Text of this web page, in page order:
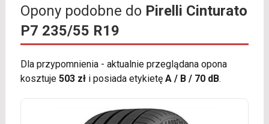
Opony podobne do Pirelli Cinturato
P7 235/55 R19
Dla przypomnienia - aktualnie przeglądana opona
kosztuje 503 złi posiada etykietę A / B / 70 dB.